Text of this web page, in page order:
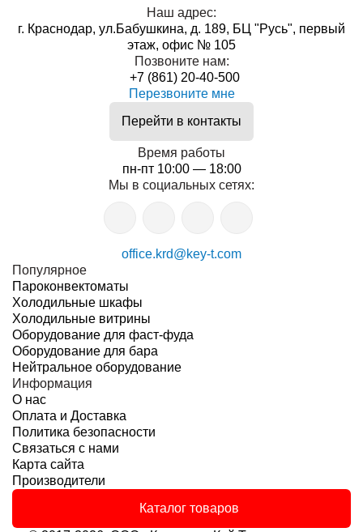
Наш адрес:
г. Краснодар, ул.Бабушкина, д. 189, БЦ "Русь", первый
этаж, офис № 105
Позвоните нам:
+7 (861) 20-40-500
Перезвоните мне
Перейти в контакты
Время работы
пн-пт 10:00 — 18:00
Мы в социальных сетях:
office.krd@key-t.com
Популярное
Пароконвектоматы
Холодильные шкафы
Холодильные витрины
Оборудование для фаст-фуда
Оборудование для бара
Нейтральное оборудование
Информация
О нас
Оплата и Доставка
Политика безопасности
Связаться с нами
Карта сайта
Производители
Каталог товаров